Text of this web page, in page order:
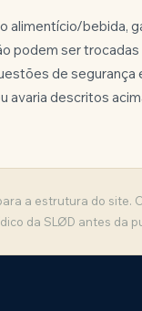
alimentício/bebida,
podem ser
de
avaria descritos
a estrutura do site.
da SLØD antes da